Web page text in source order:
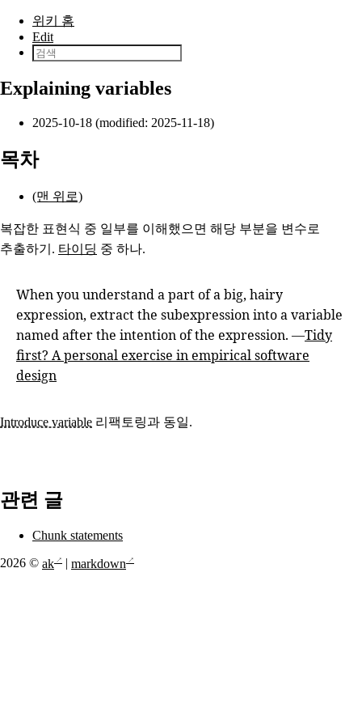
본문으로 건너뛰기
위키 홈
Edit
Explaining variables
2025-10-18 (modified: 2025-11-18)
목차
(맨 위로)
복잡한 표현식 중 일부를 이해했으면 해당 부분을 변수로
추출하기. 타이딩 중 하나.
When you understand a part of a big, hairy
expression, extract the subexpression into a variable
named after the intention of the expression. —Tidy
first? A personal exercise in empirical software
design
Introduce variable 리팩토링과 동일.
관련 글
Chunk statements
2026 © ak markdown